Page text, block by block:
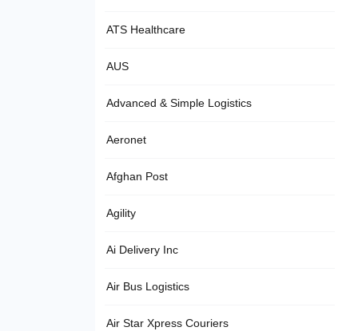
ATS Healthcare
AUS
Advanced & Simple Logistics
Aeronet
Afghan Post
Agility
Ai Delivery Inc
Air Bus Logistics
Air Star Xpress Couriers